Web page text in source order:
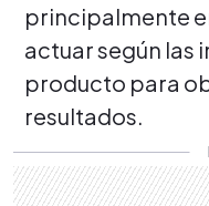
principalmente
actuar según las
producto para
resultados.